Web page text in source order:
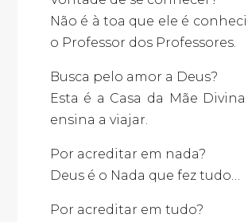
Não é à toa que ele é
o Professor dos Professores.
Busca pelo amor a Deus?
Esta é a Casa da Mãe
ensina a viajar.
Por acreditar em nada?
Deus é o Nada que fez tudo…
Por acreditar em tudo?